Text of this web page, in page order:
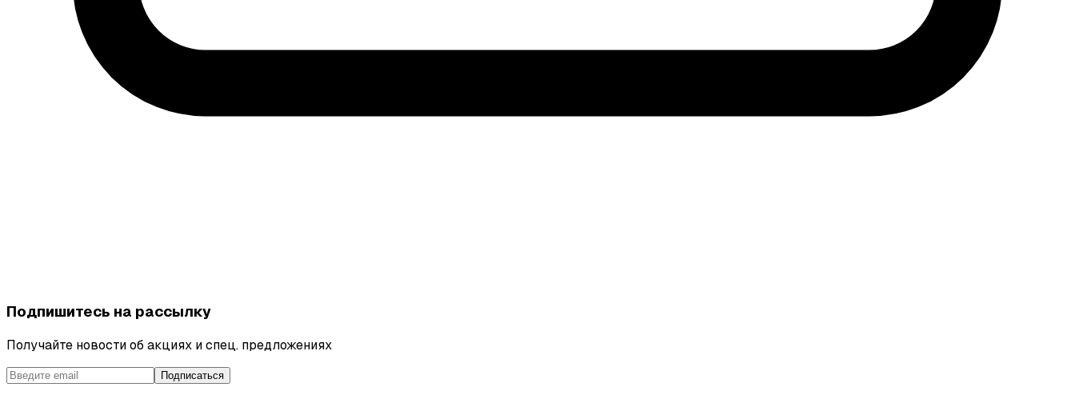
Подпишитесь на рассылку
Получайте новости об акциях и спец. предложениях
Подписаться